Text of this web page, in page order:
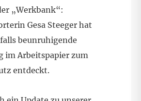
„Werkbank“:
Gesa Steeger hat
beunruhigende
im Arbeitspapier zum
entdeckt.